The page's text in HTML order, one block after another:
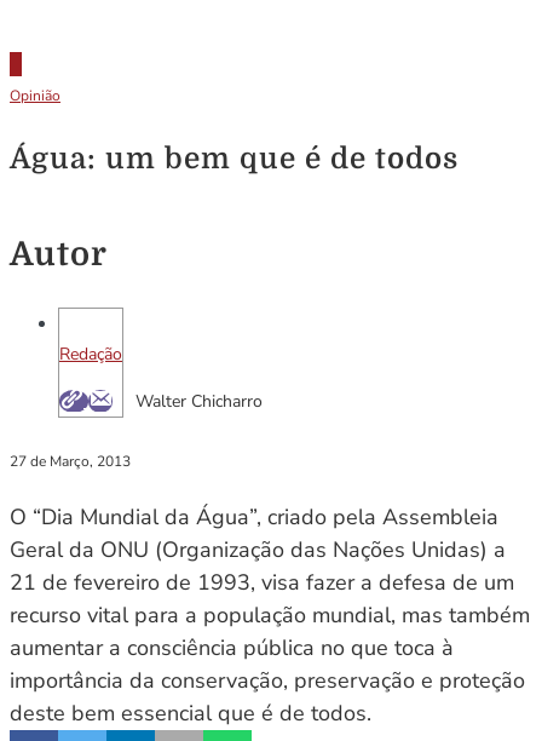
Opinião
Água: um bem que é de todos
Autor
Redação
Walter Chicharro
27 de Março, 2013
O “Dia Mundial da Água”, criado pela Assembleia
Geral da ONU (Organização das Nações Unidas) a
21 de fevereiro de 1993, visa fazer a defesa de um
recurso vital para a população mundial, mas também
aumentar a consciência pública no que toca à
importância da conservação, preservação e proteção
deste bem essencial que é de todos.